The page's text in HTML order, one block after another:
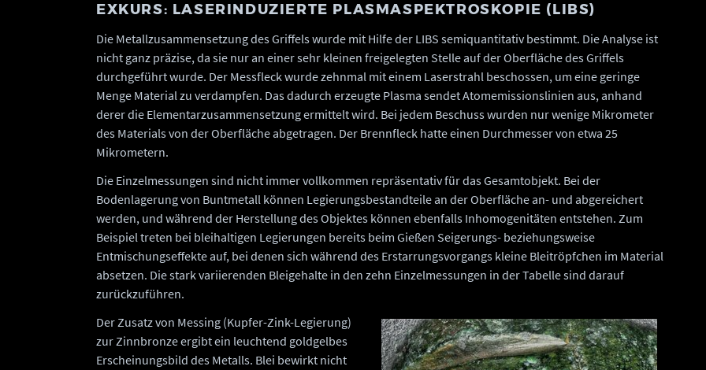
EXKURS: LASERINDUZIERTE PLASMASPEKTROSKOPIE (LIBS)
Die Metallzusammensetzung des Griffels wurde mit Hilfe der LIBS semiquantitativ bestimmt. Die Analyse ist
nicht ganz präzise, da sie nur an einer sehr kleinen freigelegten Stelle auf der Oberfläche des Griffels
durchgeführt wurde. Der Messfleck wurde zehnmal mit einem Laserstrahl beschossen, um eine geringe
Menge Material zu verdampfen. Das dadurch erzeugte Plasma sendet Atomemissionslinien aus, anhand
derer die Elementarzusammensetzung ermittelt wird. Bei jedem Beschuss wurden nur wenige Mikrometer
des Materials von der Oberfläche abgetragen. Der Brennfleck hatte einen Durchmesser von etwa 25
Mikrometern.
Die Einzelmessungen sind nicht immer vollkommen repräsentativ für das Gesamtobjekt. Bei der
Bodenlagerung von Buntmetall können Legierungsbestandteile an der Oberfläche an- und abgereichert
werden, und während der Herstellung des Objektes können ebenfalls Inhomogenitäten entstehen. Zum
Beispiel treten bei bleihaltigen Legierungen bereits beim Gießen Seigerungs- beziehungsweise
Entmischungseffekte auf, bei denen sich während des Erstarrungsvorgangs kleine Bleitröpfchen im Material
absetzen. Die stark variierenden Bleigehalte in den zehn Einzelmessungen in der Tabelle sind darauf
zurückzuführen.
Der Zusatz von Messing (Kupfer-Zink-Legierung)
zur Zinnbronze ergibt ein leuchtend goldgelbes
Erscheinungsbild des Metalls. Blei bewirkt nicht